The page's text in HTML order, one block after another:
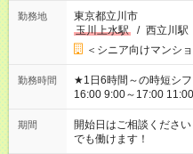
勤務地
東京都立川市
玉川上水駅
/ 西立川駅
＜シニア向けマンシ
勤務時間
★1日6時間～の時短シフトOK ★スタート時間選べ
16:00 9:00～17:00 11:00～
場合、他のお仕事と合
ん ※法令に基づき、週
となります ※労働者派
短時間・短期間の就業
期間
開始日はご相談くだ
でも働けます！